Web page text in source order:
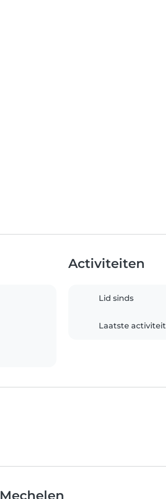
Activiteiten
Lid sinds
Laatste activiteit